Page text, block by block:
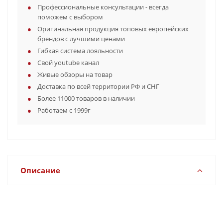
Профессиональные консультации - всегда
поможем с выбором
Оригинальная продукция топовых европейских
брендов с лучшими ценами
Гибкая система лояльности
Свой youtube канал
Живые обзоры на товар
Доставка по всей территории РФ и СНГ
Более 11000 товаров в наличии
Работаем с 1999г
Описание